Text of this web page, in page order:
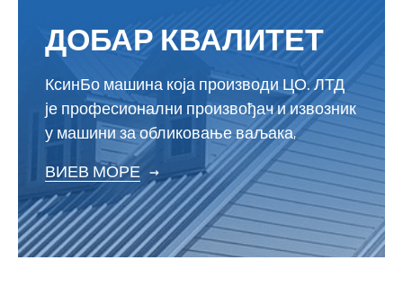
ДОБАР КВАЛИТЕТ
КсинБо машина која производи ЦО. ЛТД
је професионални произвођач и извозник
у машини за обликовање ваљака,
ВИЕВ МОРЕ →